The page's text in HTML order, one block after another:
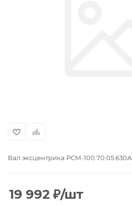
Вал эксцентрика РСМ-100.70.05.630А
19 992 ₽/шт